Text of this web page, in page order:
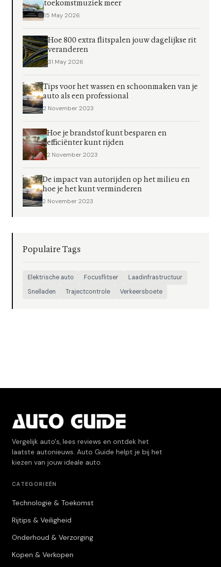
toekomstmuziek meer
15 May 2026
Hoe 800 extra flitspalen jouw dagelijkse rit
veranderen
31 May 2026
Tips voor het wassen en schoonmaken van je
auto als een professional
2 November 2023
Hoe je brandstof kunt besparen en
efficiënter kunt rijden
2 November 2023
De impact van autorijden op het milieu en
hoe je het kunt verminderen
2 November 2023
Populaire Tags
Elektrische auto Focusflitser
Laadinfrastructuur
Snelladen
Trajectcontrole Verkeersboete
Vergelijk auto's, lees reviews en ontdek het
laatste autonieuws. Auto Guide helpt je bij het
kiezen van jouw ideale auto.
CATEGORIEËN
Technologie & Toekomst
Rijtips & Veiligheid
Onderhoud & Verzorging
Kopen & Verkopen